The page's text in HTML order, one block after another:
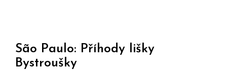
São Paulo: Příhody lišky
Bystroušky